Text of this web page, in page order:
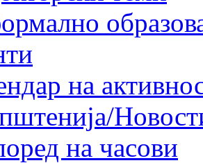
на
на часови